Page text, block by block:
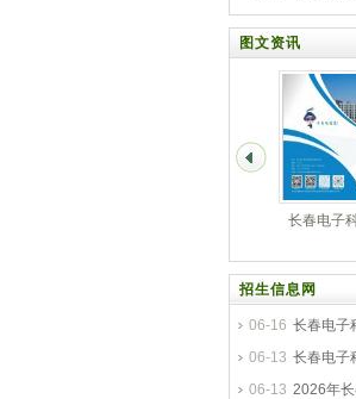
图文资讯
长春电子科技学院2026年
长
招生信息网
06-16 长春电子
06-13 长春电子
06-13 2026年